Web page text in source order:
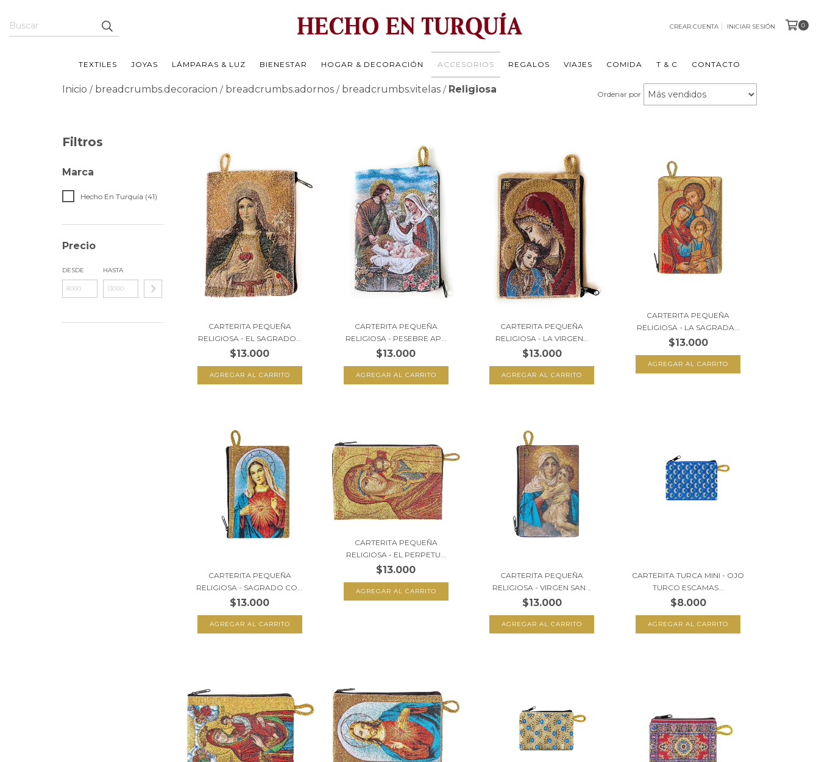
CREAR CUENTA INICIAR SESIÓN 0
TEXTILES JOYAS LÁMPARAS & LUZ BIENESTAR HOGAR & DECORACIÓN ACCESORIOS REGALOS VIAJES COMIDA T & C CONTACTO
Inicio / breadcrumbs.decoracion / breadcrumbs.adornos / breadcrumbs.vitelas / Religiosa Ordenar por
Filtros
Marca
Hecho En Turquía (41)
Precio
DESDE HASTA
CARTERITA PEQUEÑA
RELIGIOSA - EL SAGRADO...
$13.000
CARTERITA PEQUEÑA
RELIGIOSA - PESEBRE AP...
$13.000
CARTERITA PEQUEÑA
RELIGIOSA - LA VIRGEN...
$13.000
CARTERITA PEQUEÑA
RELIGIOSA - LA SAGRADA...
$13.000
CARTERITA PEQUEÑA
RELIGIOSA - SAGRADO CO...
$13.000
CARTERITA PEQUEÑA
RELIGIOSA - EL PERPETU...
$13.000
CARTERITA PEQUEÑA
RELIGIOSA - VIRGEN SAN...
$13.000
CARTERITA TURCA MINI - OJO
TURCO ESCAMAS...
$8.000